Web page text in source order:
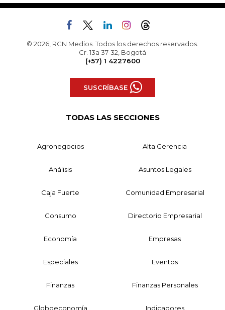
© 2026, RCN Medios. Todos los derechos reservados.
Cr. 13a 37-32, Bogotá
(+57) 1 4227600
SUSCRÍBASE
TODAS LAS SECCIONES
Agronegocios Alta Gerencia
Análisis Asuntos Legales
Caja Fuerte Comunidad Empresarial
Consumo Directorio Empresarial
Economía Empresas
Especiales Eventos
Finanzas Finanzas Personales
Globoeconomía Indicadores